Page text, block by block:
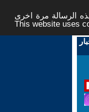
الرسالة مرة اخرى -
This website uses